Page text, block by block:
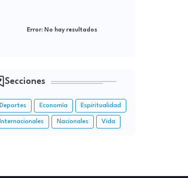
Error: No hay resultados
Secciones
Deportes Economía Espiritualidad
Internacionales Nacionales Vida